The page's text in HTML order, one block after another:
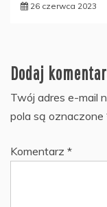
26 czerwca 2023
Dodaj
Twój adres e-mail
pola są oznaczone
Komentarz *